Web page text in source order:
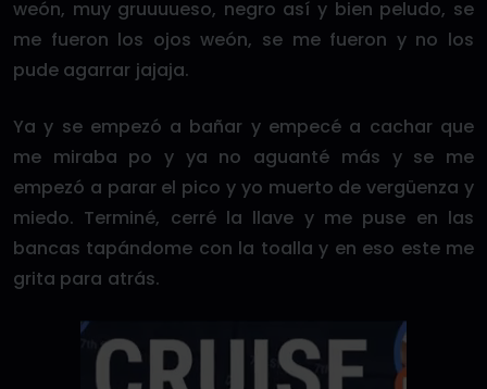
weón, muy gruuuueso, negro así y bien peludo, se
me fueron los ojos weón, se me fueron y no los
pude agarrar jajaja.
Ya y se empezó a bañar y empecé a cachar que
me miraba po y ya no aguanté más y se me
empezó a parar el pico y yo muerto de vergüenza y
miedo. Terminé, cerré la llave y me puse en las
bancas tapándome con la toalla y en eso este me
grita para atrás.